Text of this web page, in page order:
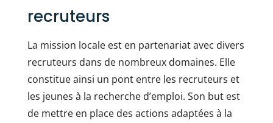
recruteurs
La mission locale est en partenariat avec divers
recruteurs dans de nombreux domaines. Elle
constitue ainsi un pont entre les recruteurs et
les jeunes à la recherche d’emploi. Son but est
de mettre en place des actions adaptées à la